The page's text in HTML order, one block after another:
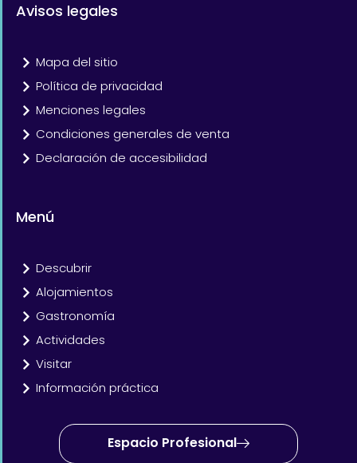
Avisos legales
Mapa del sitio
Política de privacidad
Menciones legales
Condiciones generales de venta
Declaración de accesibilidad
Menú
Descubrir
Alojamientos
Gastronomía
Actividades
Visitar
Información práctica
Espacio Profesional